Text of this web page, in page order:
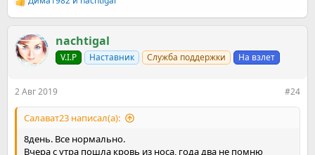
Р
е
к
ц
и
nachtigal
V.I.P Наставник Служба поддержки На взлет
2 Авг 2019 #24
Салават23 написал(а):
8день. Все нормально.
Вчера с утра пошла кровь из носа, года два не помню